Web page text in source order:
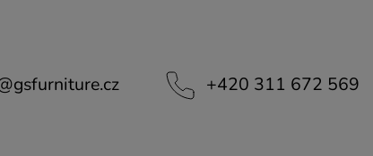
gsfurniture.cz +420 311 672 569